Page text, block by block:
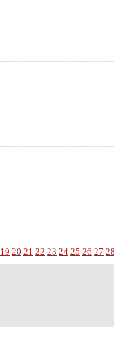
19 20 21 22 23 24 25 26 27